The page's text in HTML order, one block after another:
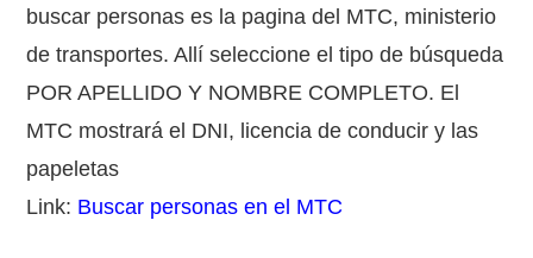
buscar personas es la pagina del MTC, ministerio
de transportes. Allí seleccione el tipo de búsqueda
POR APELLIDO Y NOMBRE COMPLETO. El
MTC mostrará el DNI, licencia de conducir y las
papeletas
Link: Buscar personas en el MTC